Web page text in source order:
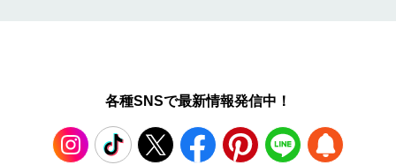
各種SNSで最新情報発信中！